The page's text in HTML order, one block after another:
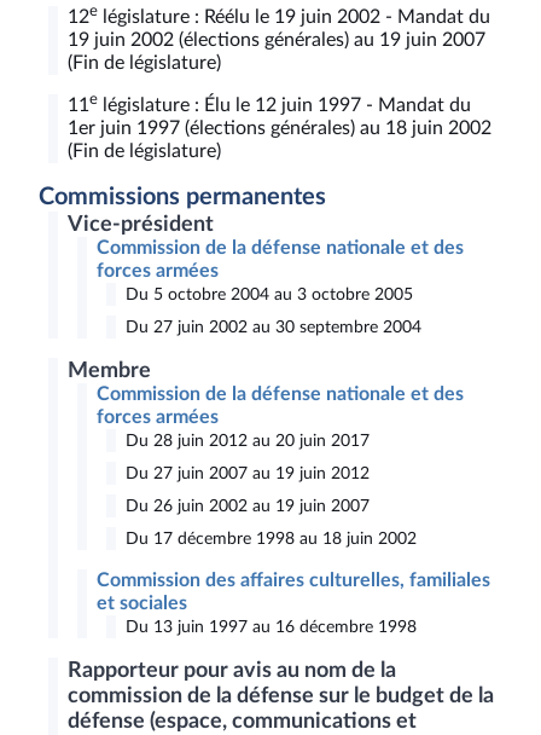
12e législature : Réélu le 19 juin 2002 - Mandat du
19 juin 2002 (élections générales) au 19 juin 2007
(Fin de législature)
11 e législature : Élu le 12 juin 1997 - Mandat du
1er juin 1997 (élections générales) au 18 juin 2002
(Fin de législature)
Commissions permanentes
Vice-président
Commission de la défense nationale et des
forces armées
Du 5 octobre 2004 au 3 octobre 2005
Du 27 juin 2002 au 30 septembre 2004
Membre
Commission de la défense nationale et des
forces armées
Du 28 juin 2012 au 20 juin 2017
Du 27 juin 2007 au 19 juin 2012
Du 26 juin 2002 au 19 juin 2007
Du 17 décembre 1998 au 18 juin 2002
Commission des affaires culturelles, familiales
et sociales
Du 13 juin 1997 au 16 décembre 1998
Rapporteur pour avis au nom de la
commission de la défense sur le budget de la
défense (espace, communications et